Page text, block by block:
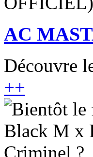
AC
Découvre
++